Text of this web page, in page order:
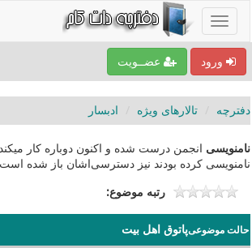
ورود عضــویت
دفترچه تالارهای ویژه ادبسار
نامنویسی انجمن درست شده و اکنون دوباره کار
نامنویسی کرده بودند نیز دسترسی‌اشان باز شده
رتبه موضوع:
حالت موضوعیپاتوق اهل بیت